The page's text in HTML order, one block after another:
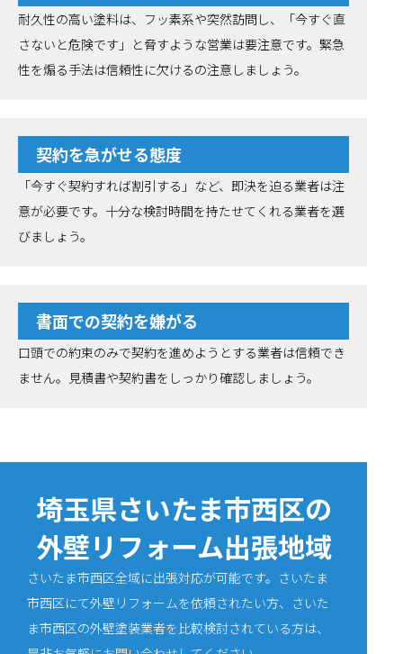
耐久性の高い塗料は、フッ素系や突然訪問し、「今すぐ直
さないと危険です」と脅すような営業は要注意です。緊急
性を煽る手法は信頼性に欠けるの注意しましょう。
契約を急がせる態度
「今すぐ契約すれば割引する」など、即決を迫る業者は注
意が必要です。十分な検討時間を持たせてくれる業者を選
びましょう。
書面での契約を嫌がる
口頭での約束のみで契約を進めようとする業者は信頼でき
ません。見積書や契約書をしっかり確認しましょう。
埼玉県さいたま市西区の
外壁リフォーム出張地域
さいたま市西区全域に出張対応が可能です。さいたま
市西区にて外壁リフォームを依頼されたい方、さいた
ま市西区の外壁塗装業者を比較検討されている方は、